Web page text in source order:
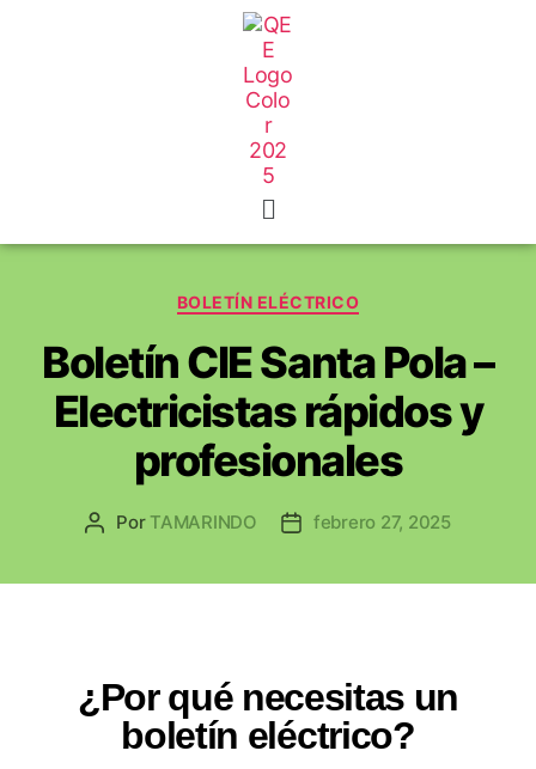
BOLETÍN ELÉCTRICO
Boletín CIE Santa Pola –
Electricistas rápidos y
profesionales
PorTAMARINDO febrero 27, 2025
¿Por qué necesitas un
boletín eléctrico?